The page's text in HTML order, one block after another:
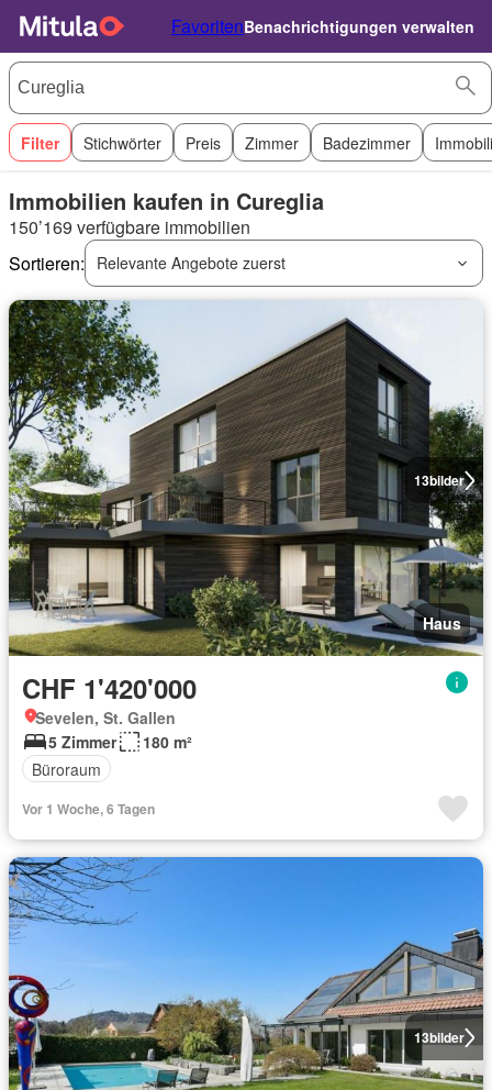
FavoritenBenachrichtigungen verwalten
Filter Stichwörter Preis Zimmer Badezimmer
Immobilien kaufen in Cureglia
150’169 verfügbare immobilien
Sortieren:
Relevante Angebote zuerst
13bilder
Haus
CHF 1'420'000
Sevelen, St. Gallen
5 Zimmer
180 m²
Büroraum
Vor 1 Woche, 6 Tagen
13bilder